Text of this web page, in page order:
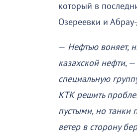
который в
Озереевки и
— Нефтью воняет,
казахской нефти, —
специальную
КТК решить
пустыми, но танки
ветер в сторону